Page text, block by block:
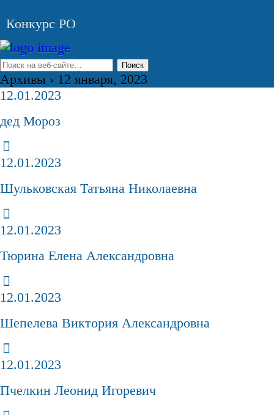
Конкурс РО
Архивы › 12 января, 2023
12.01.2023
дед Мороз
12.01.2023
Шульковская Татьяна Николаевна
12.01.2023
Тюрина Елена Александровна
12.01.2023
Шепелева Виктория Александровна
12.01.2023
Пчелкин Леонид Игоревич